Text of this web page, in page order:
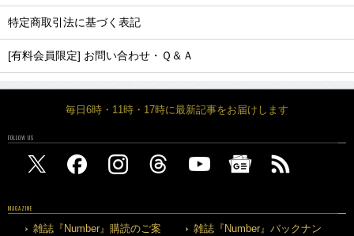
特定商取引法に基づく表記
[有料会員限定] お問い合わせ・Ｑ＆Ａ
毎日6時・11時・17時に最新記事をお届けします
FOLLOW US
MAGAZINE
雑誌『Number』購読のご案
雑誌『Number』バックナン